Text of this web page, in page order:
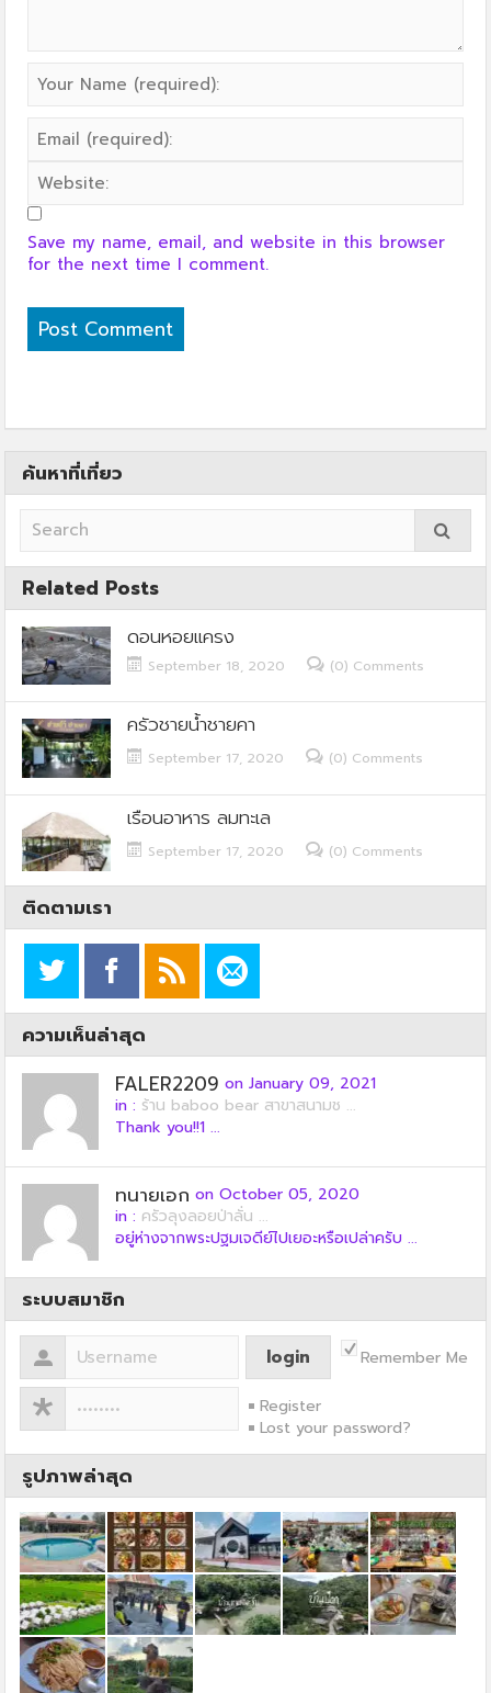
Save my name, email, and website in this browser
for the next time I comment.
ค้นหาที่เที่ยว
Related Posts
ดอนหอยแครง
September 18, 2020 (0) Comments
ครัวชายน้ำชายคา
September 17, 2020 (0) Comments
เรือนอาหาร ลมทะเล
September 17, 2020 (0) Comments
ติดตามเรา
ความเห็นล่าสุด
FALER2209 on January 09, 2021
in : ร้าน baboo bear สาขาสนามช ...
Thank you!!1 ...
ทนายเอก on October 05, 2020
in : ครัวลุงลอยป่าลั่น ...
อยู่ห่างจากพระปฐมเจดีย์ไปเยอะหรือเปล่าครับ ...
ระบบสมาชิก
Remember Me
Register
Lost your password?
รูปภาพล่าสุด